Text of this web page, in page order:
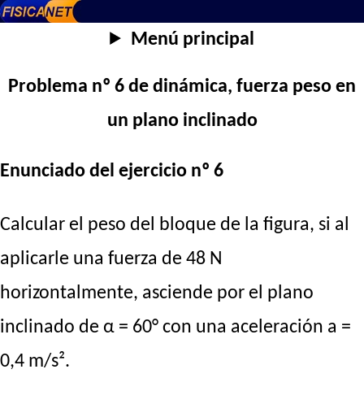
Menú principal
Problema nº 6 de dinámica, fuerza peso en
un plano inclinado
Enunciado del ejercicio nº 6
Calcular el peso del bloque de la figura, si al
aplicarle una fuerza de 48 N
horizontalmente, asciende por el plano
inclinado de α = 60° con una aceleración a =
0,4 m/s².